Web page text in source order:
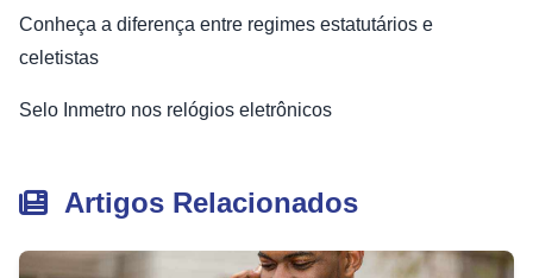
Conheça a diferença entre regimes estatutários e
celetistas
Selo Inmetro nos relógios eletrônicos
Artigos Relacionados